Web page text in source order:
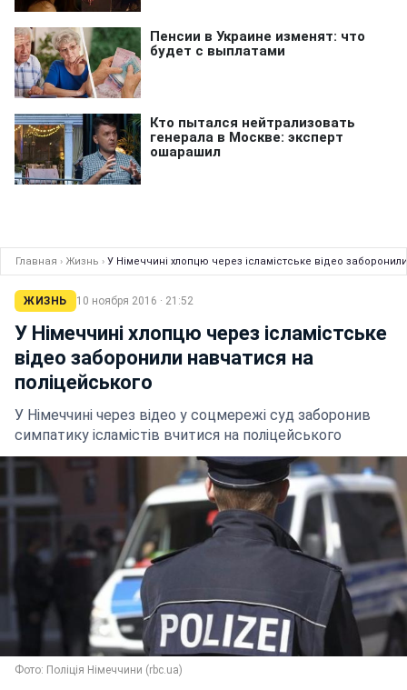
Главная › Жизнь › У Німеччині хлопцю через ісламістське відео
ЖИЗНЬ 10 ноября 2016 · 21:52
У Німеччині хлопцю через ісламістське
відео заборонили навчатися на
поліцейського
У Німеччині через відео у соцмережі суд заборонив
симпатику ісламістів вчитися на поліцейського
Фото: Поліція Німеччини (rbc.ua)